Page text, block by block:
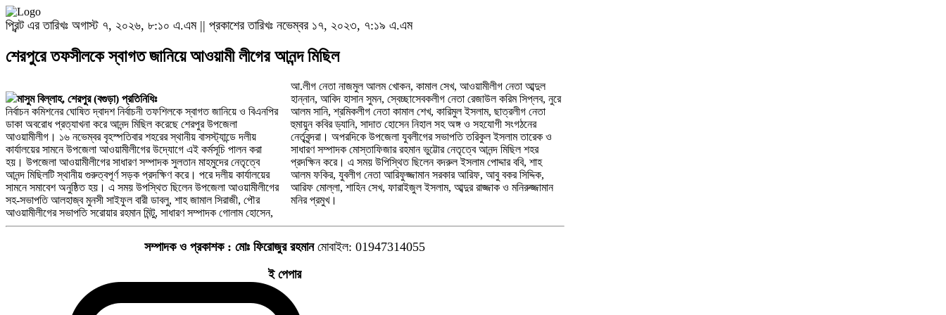
প্রিন্ট এর তারিখঃ অগাস্ট ৭, ২০২৬, ৮:১০ এ.এম || প্রকাশের তারিখঃ নভেম্বর ১৭, ২০২৩, ৭:১৯ এ.এম
শেরপুরে তফসীলকে স্বাগত জানিয়ে আওয়ামী লীগের আনন্দ মিছিল
মাসুম বিল্লাহ, শেরপুর (বগুড়া) প্রতিনিধিঃ
নির্বাচন কমিশনের ঘোষিত দ্বাদশ নির্বাচনী তফশিলকে স্বাগত জানিয়ে ও বিএনপির
ডাকা অবরোধ প্রত্যাখনা করে আনন্দ মিছিল করেছে শেরপুর উপজেলা
আওয়ামীলীগ। ১৬ নভেম্বর বৃহস্পতিবার শহরের স্থানীয় বাসস্ট্যান্ডে দলীয়
কার্যালয়ের সামনে উপজেলা আওয়ামীলীগের উদ্যোগে এই কর্মসূচি পালন করা
হয়। উপজেলা আওয়ামীলীগের সাধারণ সম্পাদক সুলতান মাহমুদের নেতৃত্বে
আনন্দ মিছিলটি স্থানীয় গুরুত্বপূর্ণ সড়ক প্রদক্ষিণ করে। পরে দলীয় কার্যালয়ের
সামনে সমাবেশ অনুষ্ঠিত হয়। এ সময় উপস্থিত ছিলেন উপজেলা আওয়ামীলীগের
সহ-সভাপতি আলহাজ্ব মুনসী সাইফুল বারী ডাবলু, শাহ জামাল সিরাজী, পৌর
আওয়ামীলীগের সভাপতি সরোয়ার রহমান মিন্টু, সাধারণ সম্পাদক গোলাম হোসেন,
আ.লীগ নেতা নাজমুল আলম খোকন, কামাল সেখ, আওয়ামীলীগ নেতা আব্দুল
হান্নান, আবিদ হাসান সুমন, স্বেচ্ছাসেবকলীগ নেতা রেজাউল করিম সিপ্লব, নুরে
আলম সানি, শ্রমিকলীগ নেতা কামাল শেখ, কারিমুল ইসলাম, ছাত্রলীগ নেতা
হুমায়ুন কবির ড্যানি, সাদাত হোসেন নিহাল সহ অঙ্গ ও সহযোগী সংগঠনের
নের্তৃবৃন্দরা। অপরদিকে উপজেলা যুবলীগের সভাপতি তরিকুল ইসলাম তারেক ও
সাধারণ সম্পাদক মোস্তাফিজার রহমান ভুট্টোর নেতৃত্বে আনন্দ মিছিল শহর
প্রদক্ষিন করে। এ সময় উপিস্থিত ছিলেন বদরুল ইসলাম পোদ্দার ববি, শাহ
আলম ফকির, যুবলীগ নেতা আরিফুজ্জামান সরকার আরিফ, আবু বকর সিদ্দিক,
আরিফ মোল্লা, শাহিন সেখ, ফারাইজুল ইসলাম, আব্দুর রাজ্জাক ও মনিরুজ্জামান
মনির প্রমুখ।
সম্পাদক ও প্রকাশক : মোঃ ফিরোজুর রহমানমোবাইল: 01947314055
ই পেপার